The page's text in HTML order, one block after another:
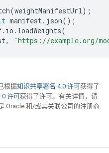
(weightManifestUrl);
manifest. json();
. io . loadWeights(
, "https://example.org/
根据知识共享署名 4.0 许可获得了
许可获得了许可。有关详情，请
Oracle 和/或其关联公司的注册商